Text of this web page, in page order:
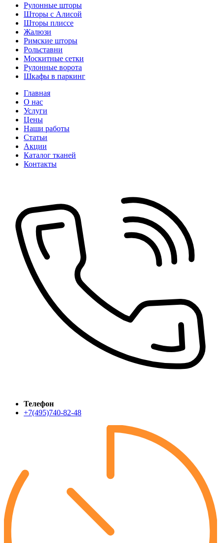
Рулонные шторы
Шторы с Алисой
Шторы плиссе
Жалюзи
Римские шторы
Рольставни
Москитные сетки
Рулонные ворота
Шкафы в паркинг
Главная
О нас
Услуги
Цены
Наши работы
Статьи
Акции
Каталог тканей
Контакты
Телефон
+7(495)740-82-48